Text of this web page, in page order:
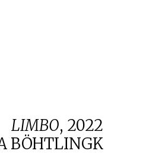
LIMBO, 2022
BÖHTLINGK